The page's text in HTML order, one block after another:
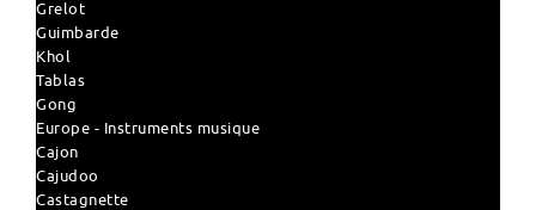
Grelot
Guimbarde
Khol
Tablas
Gong
Europe - Instruments musique
Cajon
Cajudoo
Castagnette